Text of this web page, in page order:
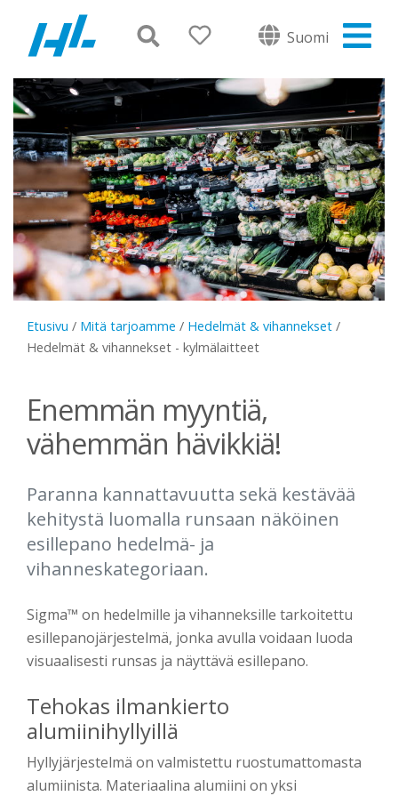
Suomi
Etusivu / Mitä tarjoamme / Hedelmät & vihannekset /
Hedelmät & vihannekset - kylmälaitteet
Enemmän myyntiä,
vähemmän hävikkiä!
Paranna kannattavuutta sekä kestävää
kehitystä luomalla runsaan näköinen
esillepano hedelmä- ja
vihanneskategoriaan.
Sigma™ on hedelmille ja vihanneksille tarkoitettu
esillepanojärjestelmä, jonka avulla voidaan luoda
visuaalisesti runsas ja näyttävä esillepano.
Tehokas ilmankierto
alumiinihyllyillä
Hyllyjärjestelmä on valmistettu ruostumattomasta
alumiinista. Materiaalina alumiini on yksi